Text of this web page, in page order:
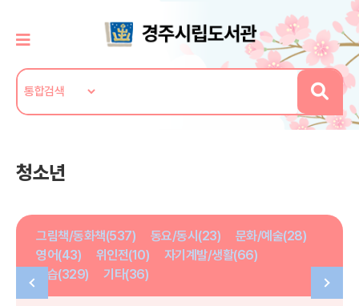
청소년
그림책/동화책(537) 동요/동시(23)
문화/예술(28)
영어(43)
위인전(10)
자기계발/생활(66)
학습(329)
기타(36)